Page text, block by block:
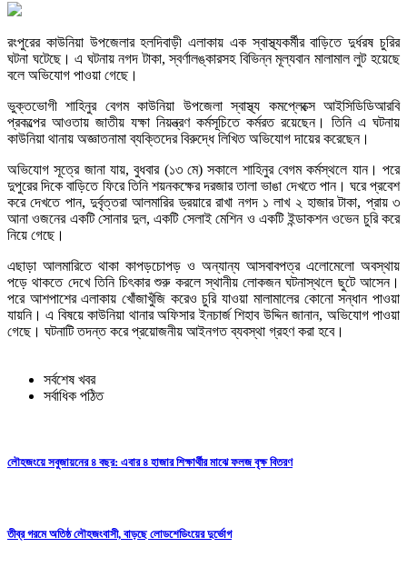
রংপুরের কাউনিয়া উপজেলার হলদিবাড়ী এলাকায় এক স্বাস্থ্যকর্মীর বাড়িতে দুর্ধরষ চুরির
ঘটনা ঘটেছে। এ ঘটনায় নগদ টাকা, স্বর্ণালঙ্কারসহ বিভিন্ন মূল্যবান মালামাল লুট হয়েছে
বলে অভিযোগ পাওয়া গেছে।
ভুক্তভোগী শাহিনুর বেগম কাউনিয়া উপজেলা স্বাস্থ্য কমপ্লেক্সে আইসিডিডিআরবি
প্রকল্পের আওতায় জাতীয় যক্ষা নিয়ন্ত্রণ কর্মসূচিতে কর্মরত রয়েছেন। তিনি এ ঘটনায়
কাউনিয়া থানায় অজ্ঞাতনামা ব্যক্তিদের বিরুদ্ধে লিখিত অভিযোগ দায়ের করেছেন।
অভিযোগ সূত্রে জানা যায়, বুধবার (১৩ মে) সকালে শাহিনুর বেগম কর্মস্থলে যান। পরে
দুপুরের দিকে বাড়িতে ফিরে তিনি শয়নকক্ষের দরজার তালা ভাঙা দেখতে পান। ঘরে প্রবেশ
করে দেখতে পান, দুর্বৃত্তরা আলমারির ড্রয়ারে রাখা নগদ ১ লাখ ২ হাজার টাকা, প্রায় ৩
আনা ওজনের একটি সোনার দুল, একটি সেলাই মেশিন ও একটি ইন্ডাকশন ওভেন চুরি করে
নিয়ে গেছে।
এছাড়া আলমারিতে থাকা কাপড়চোপড় ও অন্যান্য আসবাবপত্র এলোমেলো অবস্থায়
পড়ে থাকতে দেখে তিনি চিৎকার শুরু করলে স্থানীয় লোকজন ঘটনাস্থলে ছুটে আসেন।
পরে আশপাশের এলাকায় খোঁজাখুঁজি করেও চুরি যাওয়া মালামালের কোনো সন্ধান পাওয়া
যায়নি। এ বিষয়ে কাউনিয়া থানার অফিসার ইনচার্জ শিহাব উদ্দিন জানান, অভিযোগ পাওয়া
গেছে। ঘটনাটি তদন্ত করে প্রয়োজনীয় আইনগত ব্যবস্থা গ্রহণ করা হবে।
সর্বশেষ খবর
সর্বাধিক পঠিত
লৌহজংয়ে সবুজায়নের ৪ বছর: এবার ৪ হাজার শিক্ষার্থীর মাঝে ফলজ বৃক্ষ বিতরণ
তীব্র গরমে অতিষ্ঠ লৌহজংবাসী, বাড়ছে লোডশেডিংয়ের দুর্ভোগ